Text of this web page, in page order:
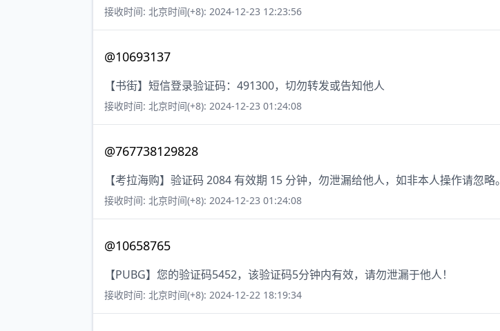
接收时间: 北京时间(+8): 2024-12-23 12:23:56
@10693137
【书街】短信登录验证码：491300，切勿转发或告知他人
接收时间: 北京时间(+8): 2024-12-23 01:24:08
@767738129828
【考拉海购】验证码 2084 有效期 15 分钟，勿泄漏给他人，如非本人操作请忽略。
接收时间: 北京时间(+8): 2024-12-23 01:24:08
@10658765
【PUBG】您的验证码5452，该验证码5分钟内有效，请勿泄漏于他人！
接收时间: 北京时间(+8): 2024-12-22 18:19:34